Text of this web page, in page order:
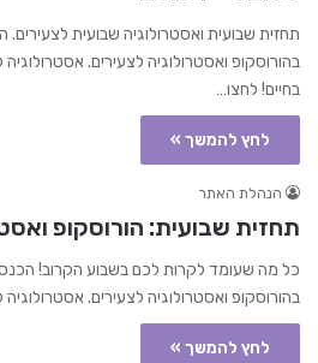
תחזית שבועית ואסטרולוגיה שבועית
בהורוסקופ ואסטרולוגיה לצעירים.
בחיים! לחצו…
לחץ להמשך »
הנהלת האתר
תחזית שבועית: הורוסקופ
כל מה שעומד לקרות לכם בשבוע הקרוב!
בהורוסקופ ואסטרולוגיה לצעירים.
לחץ להמשך »